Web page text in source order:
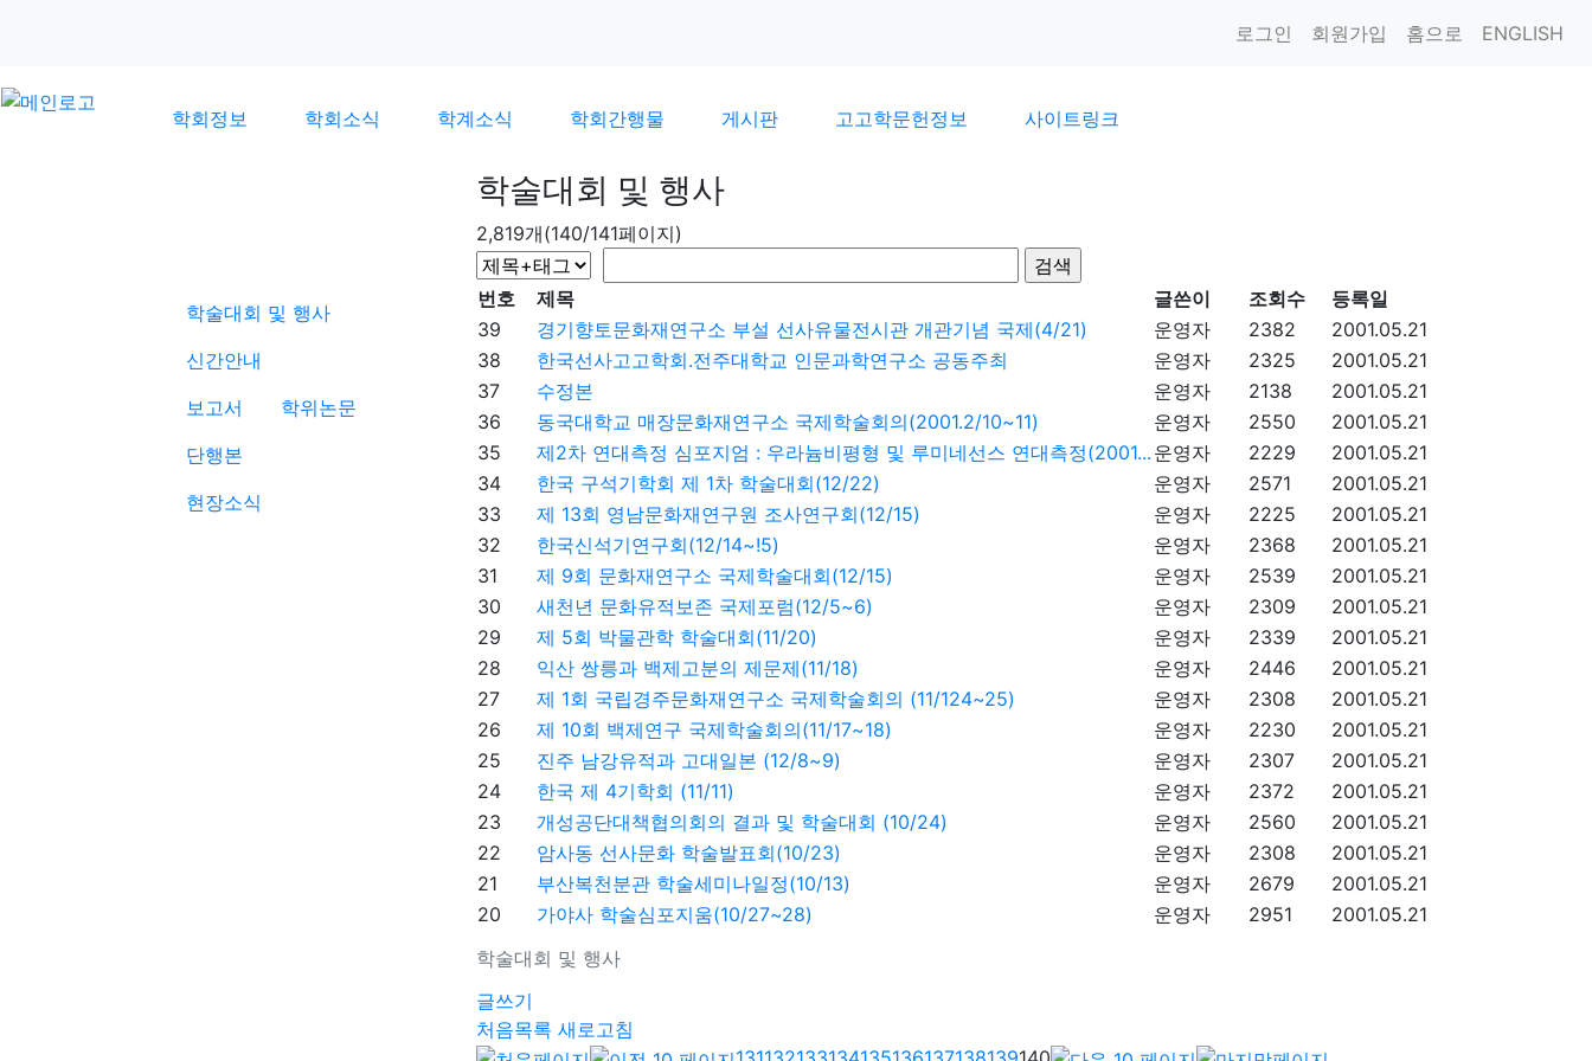
로그인 회원가입 홈으로 ENGLISH
학회정보 학회소식 학계소식 학회간행물 게시판 고고학문헌정보 사이트링크
학술대회 및 행사
신간안내
보고서
학위논문
단행본
현장소식
학술대회 및 행사
2,819개(140/141페이지)
학술대회 및 행사
번호 제목 글쓴이 조회수
등록일
39
경기향토문화재연구소 부설 선사유물전시관 개관기념 국제(4/21) 운영자 2382
2001.05.21
38
한국선사고고학회.전주대학교 인문과학연구소 공동주최 운영자 2325
2001.05.21
37
수정본 운영자 2138
2001.05.21
36
동국대학교 매장문화재연구소 국제학술회의(2001.2/10~11) 운영자 2550
2001.05.21
35
제2차 연대측정 심포지엄 : 우라늄비평형 및 루미네선스 연대측정(2001... 운영자 2229
2001.05.21
34
한국 구석기학회 제 1차 학술대회(12/22) 운영자 2571
2001.05.21
33
제 13회 영남문화재연구원 조사연구회(12/15) 운영자 2225
2001.05.21
32
한국신석기연구회(12/14~!5) 운영자 2368
2001.05.21
31
제 9회 문화재연구소 국제학술대회(12/15) 운영자 2539
2001.05.21
30
새천년 문화유적보존 국제포럼(12/5~6) 운영자 2309
2001.05.21
29
제 5회 박물관학 학술대회(11/20) 운영자 2339
2001.05.21
28
익산 쌍릉과 백제고분의 제문제(11/18) 운영자 2446
2001.05.21
27
제 1회 국립경주문화재연구소 국제학술회의 (11/124~25) 운영자 2308
2001.05.21
26
제 10회 백제연구 국제학술회의(11/17~18) 운영자 2230
2001.05.21
25
진주 남강유적과 고대일본 (12/8~9) 운영자 2307
2001.05.21
24
한국 제 4기학회 (11/11) 운영자 2372
2001.05.21
23
개성공단대책협의회의 결과 및 학술대회 (10/24) 운영자 2560
2001.05.21
22
암사동 선사문화 학술발표회(10/23) 운영자 2308
2001.05.21
21
부산복천분관 학술세미나일정(10/13) 운영자 2679
2001.05.21
20
가야사 학술심포지움(10/27~28) 운영자 2951 2001.05.21
글쓰기
처음목록 새로고침